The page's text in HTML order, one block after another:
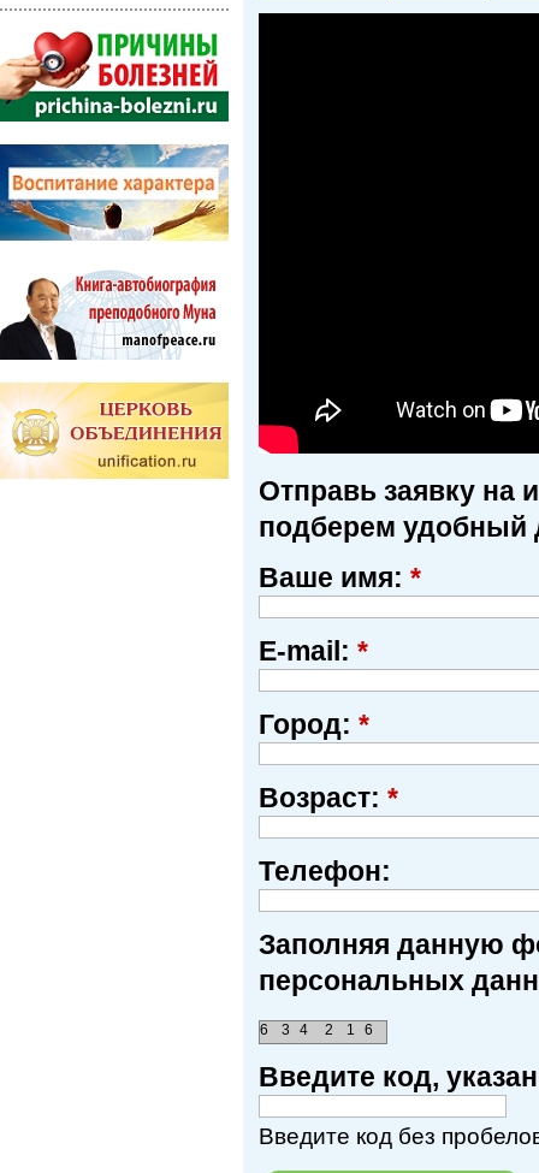
Отправь заявку на
подберем удобный
Ваше имя: *
E-mail: *
Город: *
Возраст: *
Телефон:
Заполняя данную
персональных
1
2
3 4
6 6
Введите код,
Введите код без